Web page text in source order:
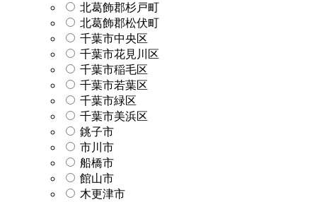
北葛飾郡杉戸町
北葛飾郡松伏町
千葉市中央区
千葉市花見川区
千葉市稲毛区
千葉市若葉区
千葉市緑区
千葉市美浜区
銚子市
市川市
船橋市
館山市
木更津市